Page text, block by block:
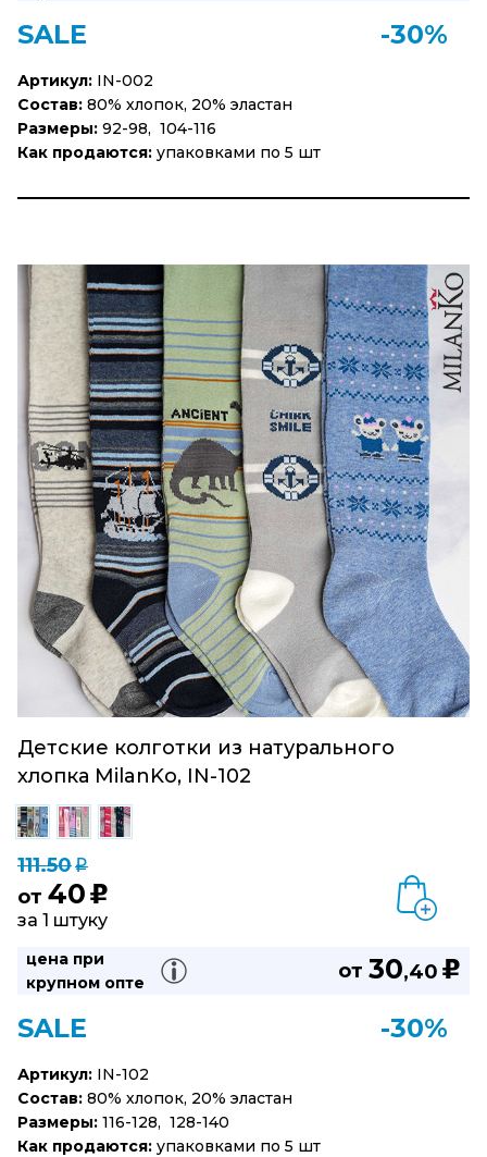
SALE -30%
Артикул: IN-002
Состав: 80% хлопок, 20% эластан
Размеры: 92-98, 104-116
Как продаются: упаковками по 5 шт
Детские колготки из натурального
хлопка MilanKo, IN-102
111.50q
от 40 u
за 1 штуку
цена при
крупном опте
от 30,40 u
SALE -30%
Артикул: IN-102
Состав: 80% хлопок, 20% эластан
Размеры: 116-128, 128-140
Как продаются: упаковками по 5 шт